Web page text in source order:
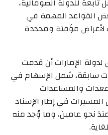
تابعة للدولة الصومالية،
بعض القواعد المهمة في
لأغراض مؤقتة ومحددة
الإمارات أن قدمت
سابقة، شمل الإسهام في
والمساعدات
في إطار الإسناد
نحو عامين، وما وُجد منه